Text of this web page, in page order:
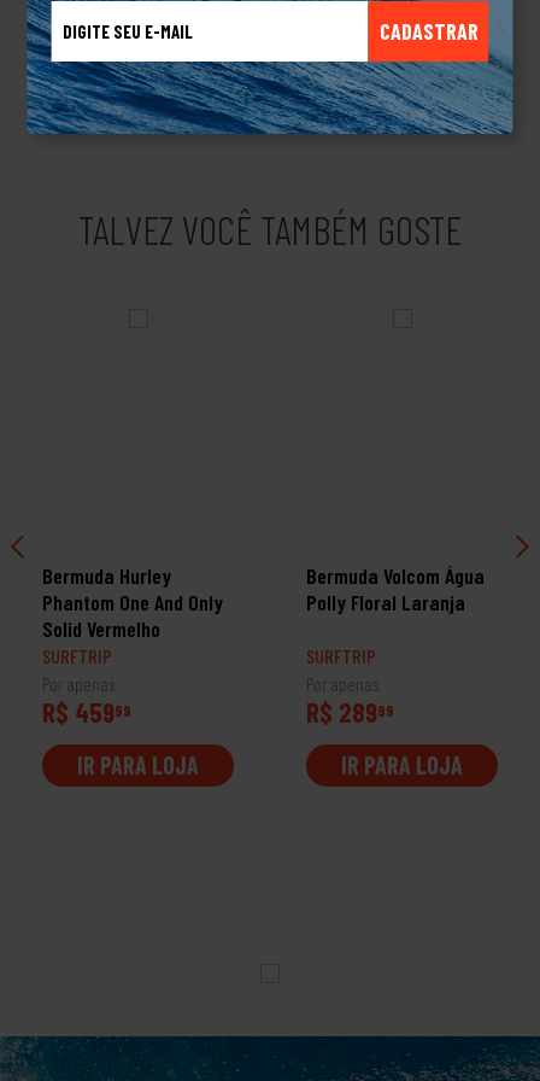
CADASTRAR
produzir roupas para esquiadores, para quem pratica Windsurf,
snowboard e navegadores, ampliando seu mercado. Eles não
pararam por aí, criaram linhas de produtos masculinos,
femininos, linha de acessório e muito mais.Produto Original.
TALVEZ VOCÊ TAMBÉM GOSTE
Bermuda Hurley
Phantom One And Only
Solid Vermelho
SURFTRIP
Por apenas
R$ 45999
IR PARA LOJA
Bermuda Volcom Água
Polly Floral Laranja
SURFTRIP
Por apenas
R$ 28999
IR PARA LOJA